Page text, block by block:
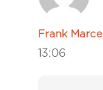
Frank Marcel
13:06